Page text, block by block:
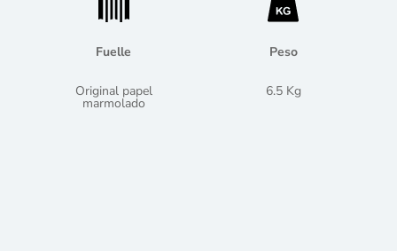
Fuelle
Original papel
marmolado
Peso
6.5 Kg